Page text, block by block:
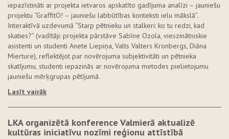
iepazīstināti ar projekta ietvaros apskatīto gadījuma analīzi – jauniešu
projektu “GraffitO! – jauniešu labbūtības konteksti ielu mākslā”.
Interaktīvā uzdevumā “Starp pētnieku un stalkeri: ko tu redzi, kad
skaties?” (vadītāji: projekta pārstāve Sabīne Ozola, vieszinātniskie
asistenti un studenti Anete Liepiņa, Valts Valters Kronbergs, Diāna
Mierture), reflektējot par novērojuma subjektivitāti un pētnieka
skatījumu, studenti iepazinās ar novērojuma metodes pielietojumu
jauniešu mērķgrupas pētījumā.
Lasīt vairāk
LKA organizētā konference Valmierā aktualizē
kultūras iniciatīvu nozīmi reģionu attīstībā